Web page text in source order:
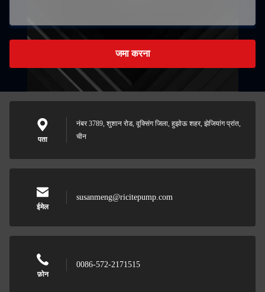
जमा करना
पता
नंबर 3789, शुशान रोड, वूक्सिंग जिला, हुझोऊ शहर, झेजियांग प्रांत,
चीन
ईमेल
susanmeng@ricitepump.com
फ़ोन
0086-572-2171515